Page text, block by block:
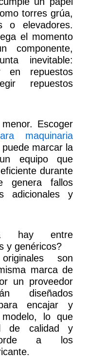
torres grúa,
o elevadores.
el momento
componente,
inevitable:
en repuestos
repuestos
Escoger
maquinaria
marcar la
equipo que
durante
genera fallos
adicionales y
hay entre
y genéricos?
son
marca de
un proveedor
diseñados
encajar y
lo que
de calidad y
a los